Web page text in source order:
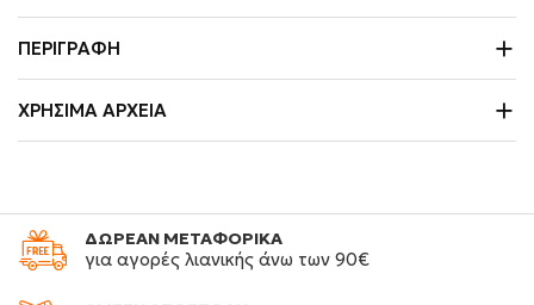
ΠΕΡΙΓΡΑΦΉ
ΧΡΉΣΙΜΑ ΑΡΧΕΊΑ
ΔΩΡΕΑΝ ΜΕΤΑΦΟΡΙΚΑ
για αγορές λιανικής άνω των 90€